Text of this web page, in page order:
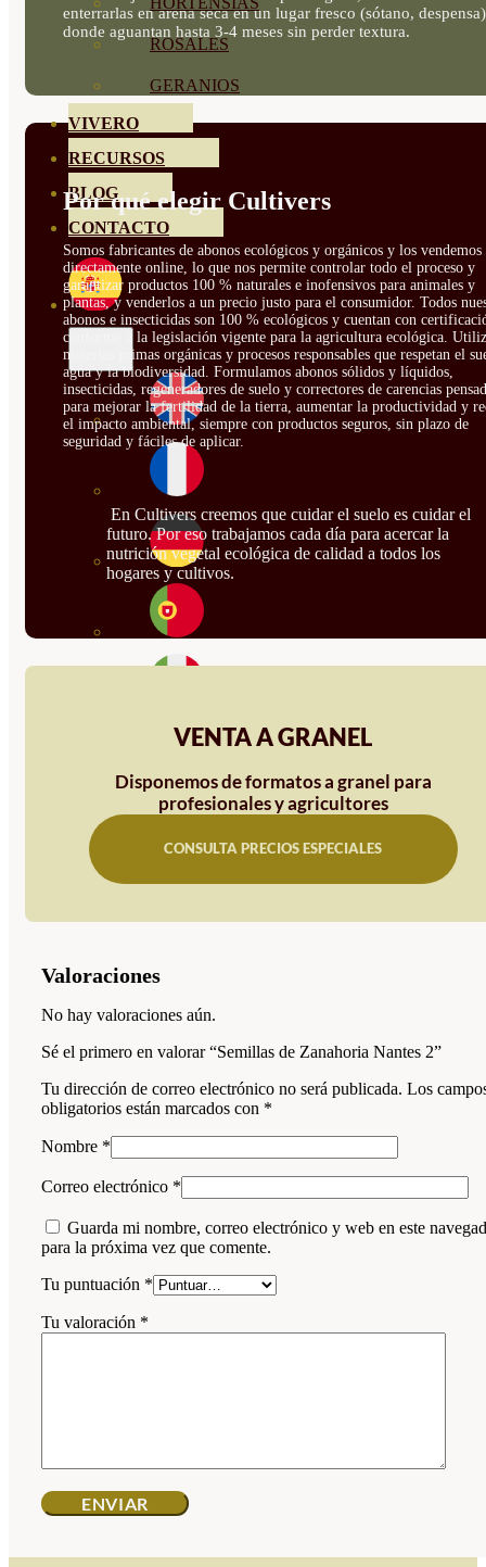
ROSALES
GERANIOS
VIVERO
RECURSOS
BLOG
CONTACTO
enterrarlas en arena seca en un lugar fresco (sótano,
donde aguantan hasta 3-4 meses sin perder textura.
Por qué elegir Cultivers
Somos fabricantes de abonos ecológicos y orgánicos y los vendemos
directamente online, lo que nos permite controlar todo el proceso y
garantizar productos 100 % naturales e inofensivos para animales y
plantas, y venderlos a un precio justo para el consumidor. Todos
abonos e insecticidas son 100 % ecológicos y cuentan con
conforme a la legislación vigente para la agricultura ecológica.
materias primas orgánicas y procesos responsables que respetan el
agua y la biodiversidad. Formulamos abonos sólidos y líquidos,
insecticidas, regeneradores de suelo y correctores de carencias
para mejorar la fertilidad de la tierra, aumentar la productividad y
el impacto ambiental, siempre con productos seguros, sin plazo de
seguridad y fáciles de aplicar.
En Cultivers creemos que cuidar el suelo es cuidar el
futuro. Por eso trabajamos cada día para acercar la
nutrición vegetal ecológica de calidad a todos los
hogares y cultivos.
VENTA A GRANEL
Disponemos de formatos a granel para
profesionales y agricultores
CONSULTA PRECIOS ESPECIALES
Valoraciones
No hay valoraciones aún.
Sé el primero en valorar “Semillas de Zanahoria Nantes 2”
Tu dirección de correo electrónico no será publicada. Los
obligatorios están marcados con *
Nombre *
Correo electrónico *
Guarda mi nombre, correo electrónico y web en este
para la próxima vez que comente.
Tu puntuación *
Tu valoración *